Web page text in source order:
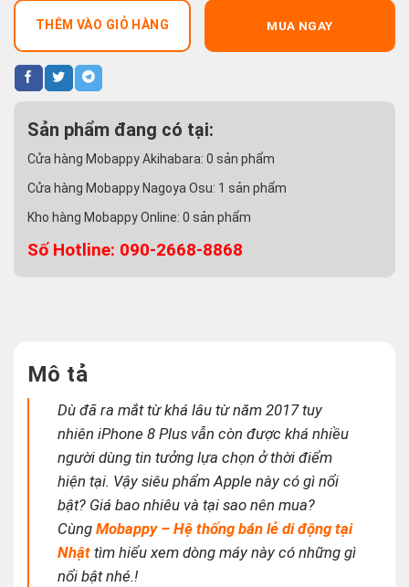
THÊM VÀO GIỎ HÀNG MUA NGAY
Sản phẩm đang có tại:
Cửa hàng Mobappy Akihabara: 0 sản phẩm
Cửa hàng Mobappy Nagoya Osu: 1 sản phẩm
Kho hàng Mobappy Online: 0 sản phẩm
Số Hotline: 090-2668-8868
Mô tả
Dù đã ra mắt từ khá lâu từ năm 2017 tuy
nhiên iPhone 8 Plus vẫn còn được khá nhiều
người dùng tin tưởng lựa chọn ở thời điểm
hiện tại. Vậy siêu phẩm Apple này có gì nổi
bật? Giá bao nhiêu và tại sao nên mua?
CùngMobappy – Hệ thống bán lẻ di động tại
Nhật tìm hiểu xem dòng máy này có những gì
nổi bật nhé.!